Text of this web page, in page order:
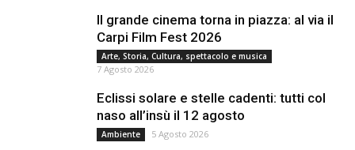
Il grande cinema torna in piazza: al via il
Carpi Film Fest 2026
Arte, Storia, Cultura, spettacolo e musica
7 Agosto 2026
Eclissi solare e stelle cadenti: tutti col
naso all’insù il 12 agosto
Ambiente 5 Agosto 2026